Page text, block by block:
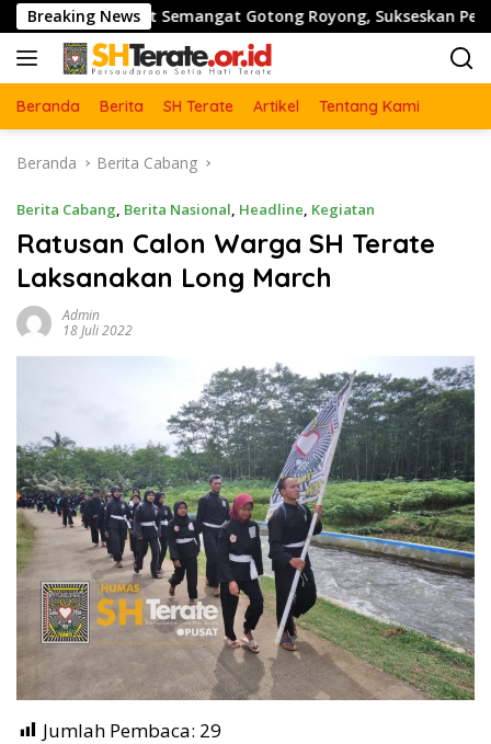
Langsung
ke
konten
Breaking News
Perkuat Semangat Gotong Royong, Sukseskan Pengecoran
Beranda Berita SH Terate Artikel Tentang Kami
Beranda Berita Cabang
Berita Cabang, Berita Nasional, Headline, Kegiatan
Ratusan Calon Warga SH Terate
Laksanakan Long March
Admin
18 Juli 2022
Jumlah Pembaca: 29